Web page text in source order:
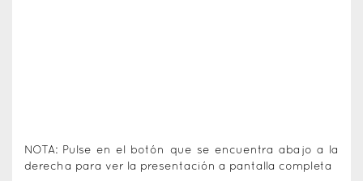
NOTA: Pulse en el botón que se encuentra abajo a la
derecha para ver la presentación a pantalla completa